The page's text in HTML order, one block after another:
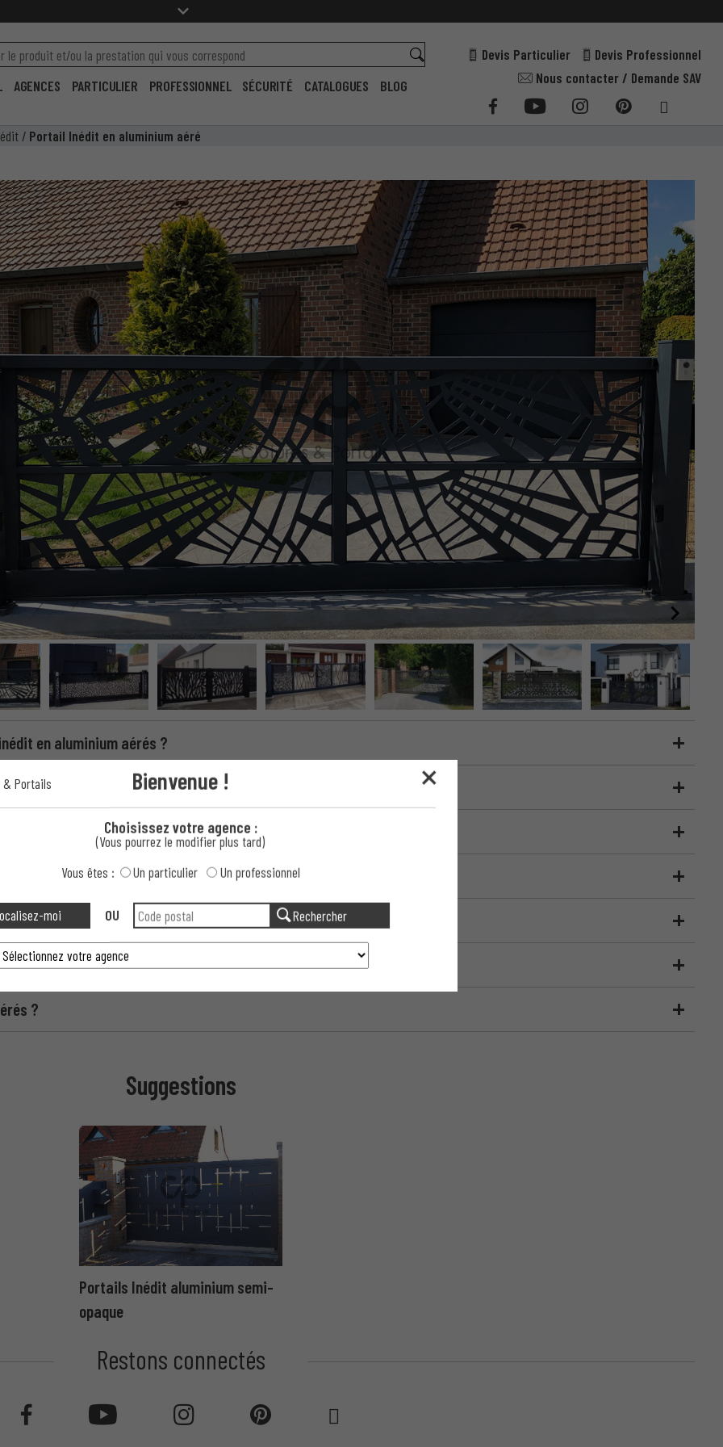
AGENCES PARTICULIER PROFESSIONNEL SÉCURITÉ CATALOGUES BLOG
Devis Particulier
Devis Professionnel
Nous contacter / Demande SAV
/ Portail Inédit en aluminium aéré
en aluminium aérés ?
inédit en aluminium aérés ?
par rapport aux modèles traditionnels ?
?
?
Suggestions
Portails Inédit aluminium semi-
opaque
Restons connectés
& Portails Bienvenue !
Choisissez votre agence :
(Vous pourrez le modifier plus tard)
Vous êtes :
Un particulier Un professionnel
moi OU Rechercher